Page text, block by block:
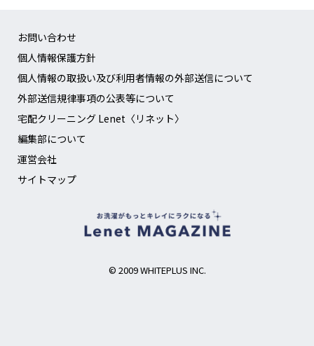
お問い合わせ
個人情報保護方針
個人情報の取扱い及び利用者情報の外部送信について
外部送信規律事項の公表等について
宅配クリーニング Lenet〈リネット〉
編集部について
運営会社
サイトマップ
© 2009 WHITEPLUS INC.